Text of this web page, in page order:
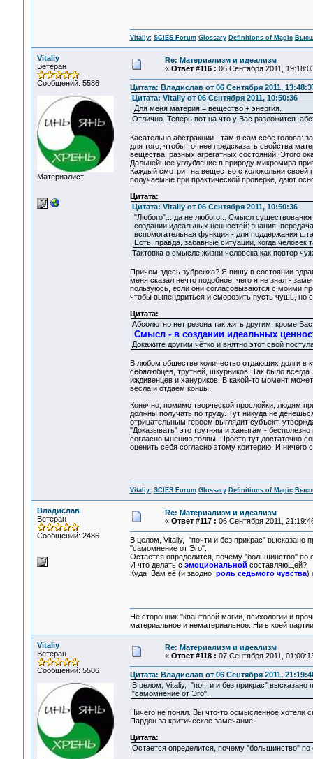
Vitaliy: SCIES Forum Glossary Definitions of Magic
Vitaliy
Ветеран
Сообщений: 5586
Материалист
Re: Материализм и идеализм
« Ответ #116 : 06 Сентября 2011,
Цитата: Владислав от 06 Сентября 2011,
Цитата: Vitaliy от 06 Сентября 2011, 10:50:36
Для меня материя = вещество + энергия.
Отлично. Теперь вот на что у Вас разложится
Касательно абстракции - там я сам себе голова:
для того, чтобы точнее предсказать свойства
вещества, разных агрегатных состояний. Этого
Дальнейшее углубление в природу микромира
Каждый смотрит на вещество с колокольни
получаемые при практической проверке, дают
Цитата:
Цитата: Vitaliy от 06 Сентября 2011, 10:50:36
"Любого"... да не любого... Смысл
создании идеальных ценностей: знания,
вспомогательная функция - для поддержания
Есть, правда, забавные ситуации, когда человек
Тактовка о смысле жизни человека как повтор
Причем здесь зубрежка? Я пишу в состоянии
меня сказал нечто подобное, чего я не знал -
пользуюсь, если они согласовываются с моими
чтобы выпендриться и сморозить пусть чушь, но
Цитата:
Абсолютно нет резона так жить другим, кроме
Смысл - в создании идеальных
Докажите другим чётко и внятно этот свой
В любом обществе количество отдающих долги в
себялюбцев, трутней, шкурников. Так было
иждивенцев и хануриков. В какой-то момент
весла и отдаем концы.
Конечно, помимо творческой прослойки, людям
должны получать по труду. Тут никуда не
отрицательным героем выглядит субъект,
"Доказывать" это трутням и ханыгам -
согласно мнению толпы. Просто тут достаточно
оценить себя согласно этому критерию. И ничего
Vitaliy: SCIES Forum Glossary Definitions of Magic
Владислав
Ветеран
Сообщений: 2486
Re: Материализм и идеализм
« Ответ #117 : 06 Сентября 2011,
В целом, Vitaliy, "почти и без прикрас" высказано
"самомнение от Эго".
Остается определится, почему "большинство" по
И что делать с эмоциональной составляющей?
Куда Вам её (и заодно роль седьмого чувства)
Не сторонник "квантовой магии, психологии и
материальное и нематериальное. Ни в коей
Vitaliy
Ветеран
Сообщений: 5586
Re: Материализм и идеализм
« Ответ #118 : 07 Сентября 2011,
Цитата: Владислав от 06 Сентября 2011,
В целом, Vitaliy, "почти и без прикрас" высказано
"самомнение от Эго".
Ничего не понял. Вы что-то осмысленное хотели
Пардон за критическое замечание.
Цитата:
Остается определится, почему "большинство" по